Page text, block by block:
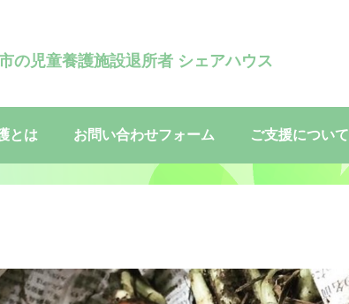
の児童養護施設退所者 シェアハウス
とは お問い合わせフォーム ご支援について